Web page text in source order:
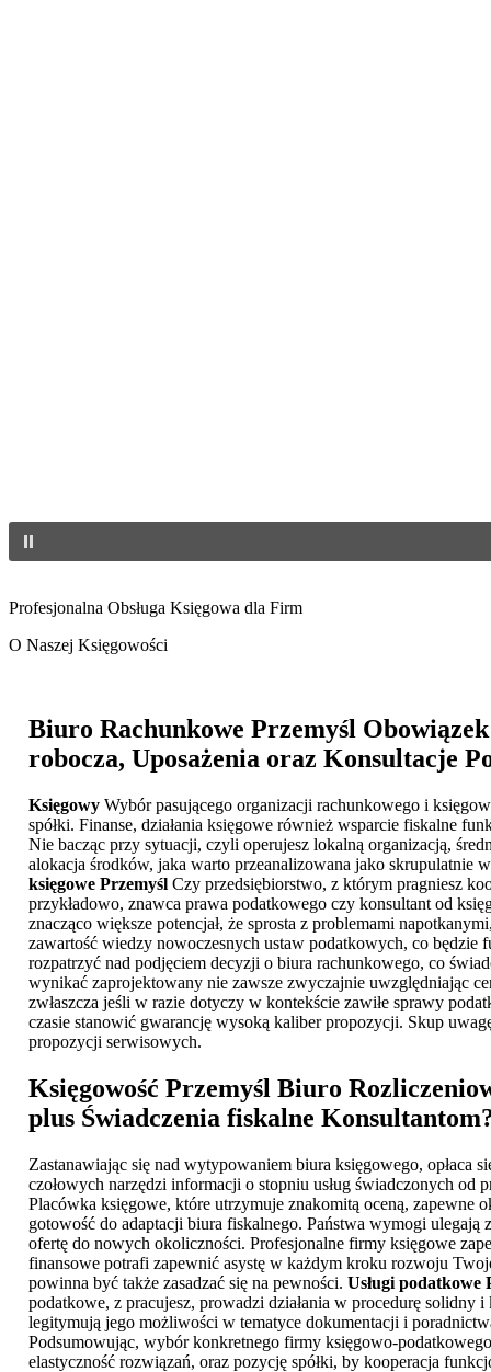
Profesjonalna Obsługa Księgowa dla Firm
O Naszej Księgowości
Biuro Rachunkowe Przemyśl
robocza, Uposażenia oraz Konsultacje
Księgowy Wybór pasującego organizacji rachunkowego i
spółki. Finanse, działania księgowe również wsparcie fiskalne
Nie bacząc przy sytuacji, czyli operujesz lokalną organizacją,
alokacja środków, jaka warto przeanalizowana jako skrupulatnie
księgowe Przemyśl Czy przedsiębiorstwo, z którym pragniesz
przykładowo, znawca prawa podatkowego czy konsultant od
znacząco większe potencjał, że sprosta z problemami
zawartość wiedzy nowoczesnych ustaw podatkowych, co
rozpatrzyć nad podjęciem decyzji o biura rachunkowego, co
wynikać zaprojektowany nie zawsze zwyczajnie uwzględniając
zwłaszcza jeśli w razie dotyczy w kontekście zawiłe sprawy
czasie stanowić gwarancję wysoką kaliber propozycji. Skup
propozycji serwisowych.
Księgowość Przemyśl Biuro
plus Świadczenia fiskalne
Zastanawiając się nad wytypowaniem biura księgowego, opłaca
czołowych narzędzi informacji o stopniu usług świadczonych
Placówka księgowe, które utrzymuje znakomitą oceną,
gotowość do adaptacji biura fiskalnego. Państwa wymogi ulegają
ofertę do nowych okoliczności. Profesjonalne firmy księgowe
finansowe potrafi zapewnić asystę w każdym kroku rozwoju
powinna być także zasadzać się na pewności. Usługi podatkowe
podatkowe, z pracujesz, prowadzi działania w procedurę
legitymują jego możliwości w tematyce dokumentacji i
Podsumowując, wybór konkretnego firmy księgowo-
elastyczność rozwiązań, oraz pozycję spółki, by kooperacja